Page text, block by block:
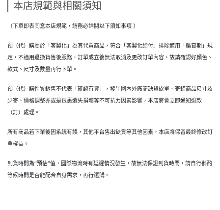
本店規範與相關須知
（下單即表同意本店規範，請務必詳閱以下須知事項 ）
預（代）購屬於「客製化」為其代買商品，符合「客製化給付」排除適用「鑑賞期」規
定，不適用退換貨售後服務，訂單成立後無法取消及更改訂單內容，故請確認好顏色、
款式、尺寸及數量再行下單。
預（代）購性質銷售不代表「確認有貨」，發生國內外廠商缺貨砍單、寄錯商品尺寸及
少寄、價格調整亦或是包裹遺失損壞等不可抗力因素影響，本店將會立即通知退款
（訂）處理。
所有商品若下單後因系統有誤，其他平台售出缺貨等其他因素，本店將保留最終修改訂
單權益。
到貨時間為“預估”值，國際物流時有延遲情況發生，故無法保證到貨時間，請自行斟酌
等候時間是否能配合自身需求，再行選購。